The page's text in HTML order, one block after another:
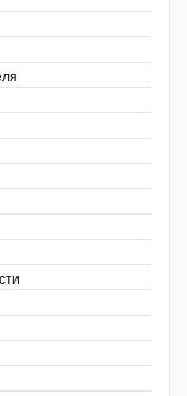
катастроф
ресурсы России
технологии
вертикаль
и охрана недр